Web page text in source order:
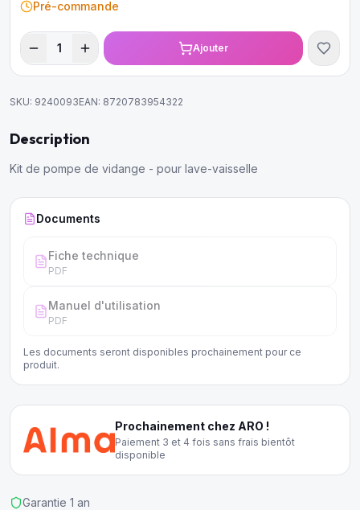
Pré-commande
1 Ajouter
SKU: 9240093EAN: 8720783954322
Description
Kit de pompe de vidange - pour lave-vaisselle
Documents
Fiche technique
PDF
Manuel d'utilisation
PDF
Les documents seront disponibles prochainement pour ce
produit.
Prochainement chez ARO !
Paiement 3 et 4 fois sans frais bientôt
disponible
Garantie 1 an